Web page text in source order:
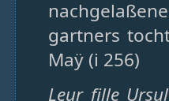
gartners
Maÿ (i 256)
Leur fille